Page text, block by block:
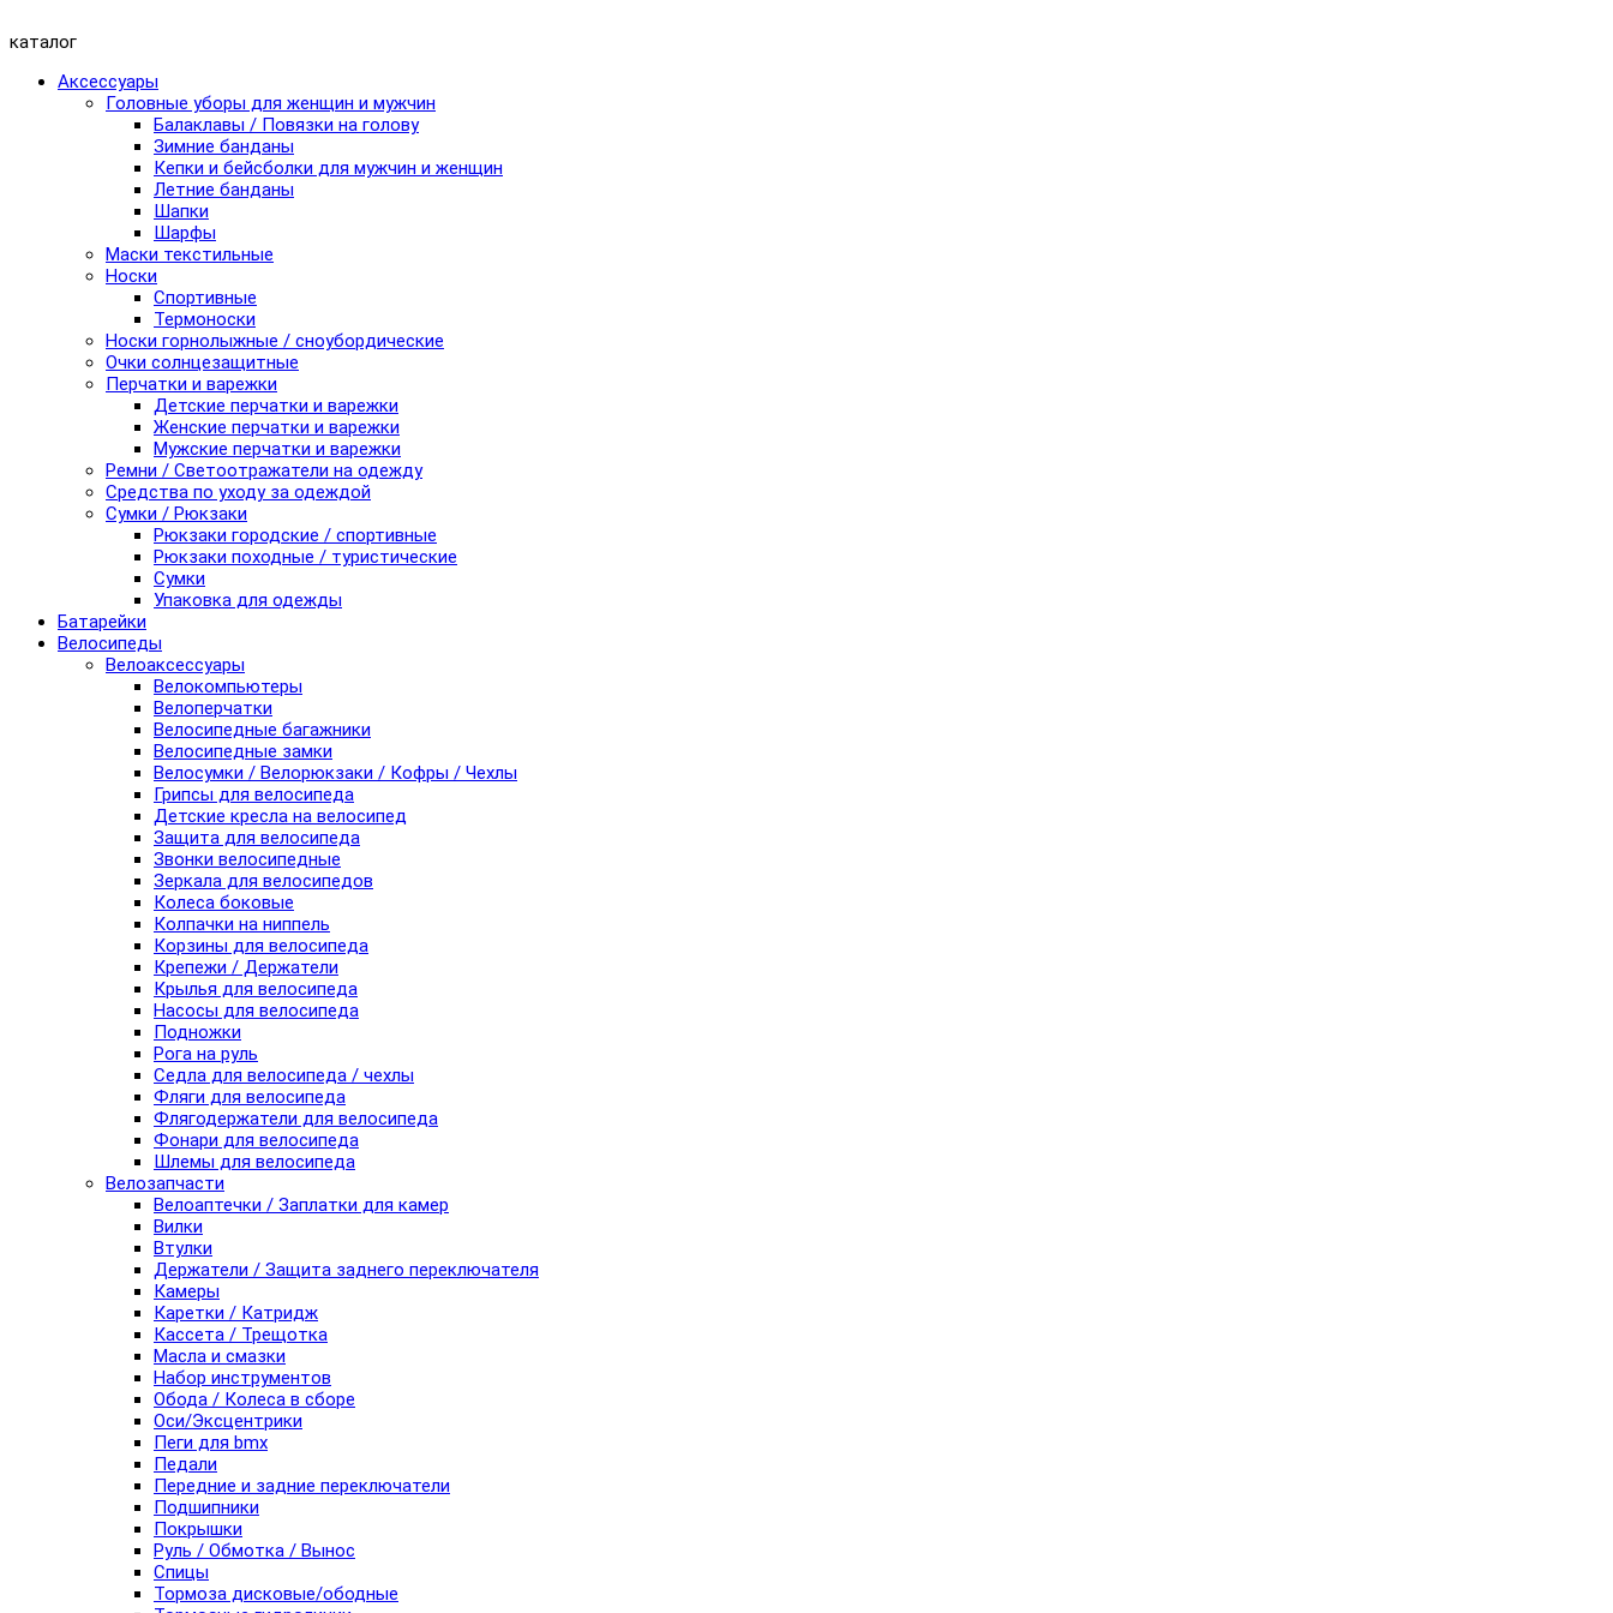
каталог
Аксессуары
Головные уборы для женщин и мужчин
Балаклавы / Повязки на голову
Зимние банданы
Кепки и бейсболки для мужчин и женщин
Летние банданы
Шапки
Шарфы
Маски текстильные
Носки
Спортивные
Термоноски
Носки горнолыжные / сноубордические
Очки солнцезащитные
Перчатки и варежки
Детские перчатки и варежки
Женские перчатки и варежки
Мужские перчатки и варежки
Ремни / Светоотражатели на одежду
Средства по уходу за одеждой
Сумки / Рюкзаки
Рюкзаки городские / спортивные
Рюкзаки походные / туристические
Сумки
Упаковка для одежды
Батарейки
Велосипеды
Велоаксессуары
Велокомпьютеры
Велоперчатки
Велосипедные багажники
Велосипедные замки
Велосумки / Велорюкзаки / Кофры / Чехлы
Грипсы для велосипеда
Детские кресла на велосипед
Защита для велосипеда
Звонки велосипедные
Зеркала для велосипедов
Колеса боковые
Колпачки на ниппель
Корзины для велосипеда
Крепежи / Держатели
Крылья для велосипеда
Насосы для велосипеда
Подножки
Рога на руль
Седла для велосипеда / чехлы
Фляги для велосипеда
Флягодержатели для велосипеда
Фонари для велосипеда
Шлемы для велосипеда
Велозапчасти
Велоаптечки / Заплатки для камер
Вилки
Втулки
Держатели / Защита заднего переключателя
Камеры
Каретки / Катридж
Кассета / Трещотка
Масла и смазки
Набор инструментов
Обода / Колеса в сборе
Оси/Эксцентрики
Пеги для bmx
Педали
Передние и задние переключатели
Подшипники
Покрышки
Руль / Обмотка / Вынос
Спицы
Тормоза дисковые/ободные